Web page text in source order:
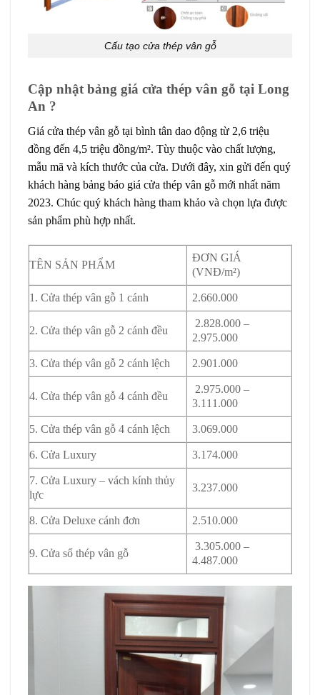
Cấu tạo cửa thép vân gỗ
Cập nhật bảng giá cửa thép vân gỗ tại Long
An ?
Giá cửa thép vân gỗ tại bình tân dao động từ 2,6 triệu
đồng đến 4,5 triệu đồng/m². Tùy thuộc vào chất lượng,
mẫu mã và kích thước của cửa. Dưới đây, xin gửi đến quý
khách hàng bảng báo giá cửa thép vân gỗ mới nhất năm
2023. Chúc quý khách hàng tham khảo và chọn lựa được
sản phẩm phù hợp nhất.
TÊN SẢN PHẨM
ĐƠN GIÁ
(VNĐ/m²)
1. Cửa thép vân gỗ 1 cánh 2.660.000
2. Cửa thép vân gỗ 2 cánh đều
2.828.000 –
2.975.000
3. Cửa thép vân gỗ 2 cánh lệch 2.901.000
4. Cửa thép vân gỗ 4 cánh đều
2.975.000 –
3.111.000
5. Cửa thép vân gỗ 4 cánh lệch 3.069.000
6. Cửa Luxury 3.174.000
7. Cửa Luxury – vách kính thủy
lực
3.237.000
8. Cửa Deluxe cánh đơn 2.510.000
9. Cửa sổ thép vân gỗ
3.305.000 –
4.487.000